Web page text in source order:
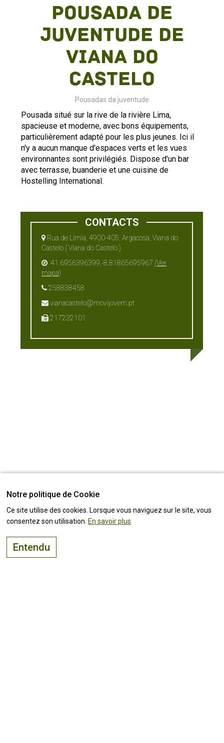
Pousada de
Juventude de
Viana do
Castelo
Pousadas da juventude
Pousada situé sur la rive de la rivière Lima,
spacieuse et moderne, avec bons équipements,
particulièrement adapté pour les plus jeunes. Ici il
n'y a aucun manque d'espaces verts et les vues
environnantes sont privilégiés. Dispose d'un bar
avec terrasse, buanderie et une cuisine de
Hostelling International.
CONTACTS
Rua de Limia, 4900-405, Argacosa, Viana do
Castelo ( Viana do Castelo )
41.6956396399,-8.81865695967 (Ver
mapa)
258838458
vianacastelo@movijovem.pt
217232101
Notre politique de Cookie
Ce site utilise des cookies. Lorsque vous naviguez sur le site, vous
consentez son utilisation. En savoir plus
Entendu